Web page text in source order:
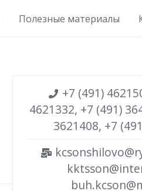
Полезные материалы
+7 (491)
4621332, +7 (491)
3621408, +7